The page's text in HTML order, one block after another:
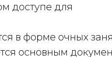
доступе для
в форме очных
основным